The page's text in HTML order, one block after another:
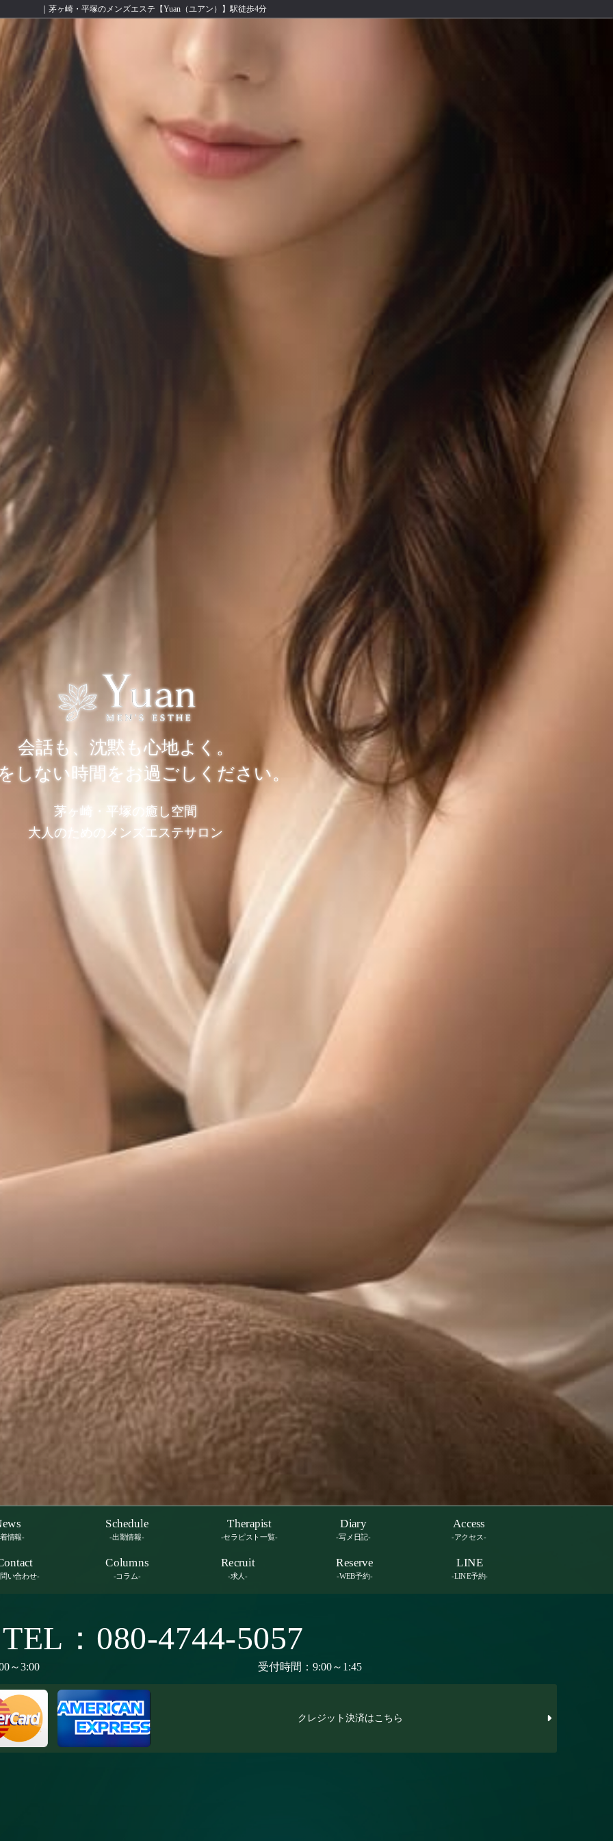
｜茅ヶ崎・平塚のメンズエステ【Yuan（ユアン）】駅徒歩4分
会話も、沈黙も心地よく。
しない時間をお過ごしください。
茅ヶ崎・平塚の癒し空間
大人のためのメンズエステサロン
情報-
Schedule
-出勤情報-
Therapist
-セラピスト一覧-
Diary
-写メ日記-
Access
-アクセス-
い合わせ-
Columns
-コラム-
Recruit
-求人-
Reserve
-WEB予約-
LINE
-LINE予約-
TEL：080-4744-5057
～3:00 受付時間：9:00～1:45
クレジット決済はこちら